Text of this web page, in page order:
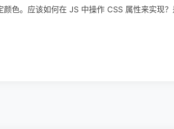
色。应该如何在 JS 中操作 CSS 属性来实现